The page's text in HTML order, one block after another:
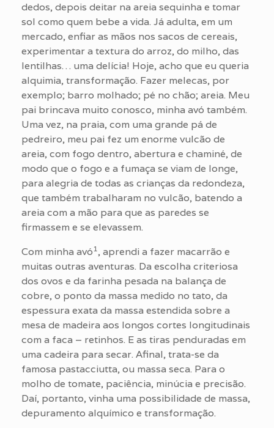
dedos, depois deitar na areia sequinha e tomar
sol como quem bebe a vida. Já adulta, em um
mercado, enfiar as mãos nos sacos de cereais,
experimentar a textura do arroz, do milho, das
lentilhas… uma delícia! Hoje, acho que eu queria
alquimia, transformação. Fazer melecas, por
exemplo; barro molhado; pé no chão; areia. Meu
pai brincava muito conosco, minha avó também.
Uma vez, na praia, com uma grande pá de
pedreiro, meu pai fez um enorme vulcão de
areia, com fogo dentro, abertura e chaminé, de
modo que o fogo e a fumaça se viam de longe,
para alegria de todas as crianças da redondeza,
que também trabalharam no vulcão, batendo a
areia com a mão para que as paredes se
firmassem e se elevassem.
Com minha avó 1 , aprendi a fazer macarrão e
muitas outras aventuras. Da escolha criteriosa
dos ovos e da farinha pesada na balança de
cobre, o ponto da massa medido no tato, da
espessura exata da massa estendida sobre a
mesa de madeira aos longos cortes longitudinais
com a faca – retinhos. E as tiras penduradas em
uma cadeira para secar. Afinal, trata-se da
famosa pastacciutta, ou massa seca. Para o
molho de tomate, paciência, minúcia e precisão.
Daí, portanto, vinha uma possibilidade de massa,
depuramento alquímico e transformação.